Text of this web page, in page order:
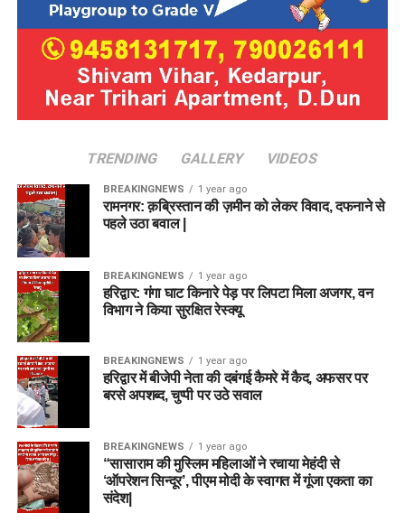
TRENDING GALLERY VIDEOS
BREAKINGNEWS 1 year ago
रामनगर: क़ब्रिस्तान की ज़मीन को लेकर विवाद, दफनाने से
पहले उठा बवाल |
BREAKINGNEWS 1 year ago
हरिद्वार: गंगा घाट किनारे पेड़ पर लिपटा मिला अजगर, वन
विभाग ने किया सुरक्षित रेस्क्यू
BREAKINGNEWS 1 year ago
हरिद्वार में बीजेपी नेता की दबंगई कैमरे में कैद, अफसर पर
बरसे अपशब्द, चुप्पी पर उठे सवाल
BREAKINGNEWS 1 year ago
“सासाराम की मुस्लिम महिलाओं ने रचाया मेहंदी से
‘ऑपरेशन सिन्दूर’, पीएम मोदी के स्वागत में गूंजा एकता का
संदेश|